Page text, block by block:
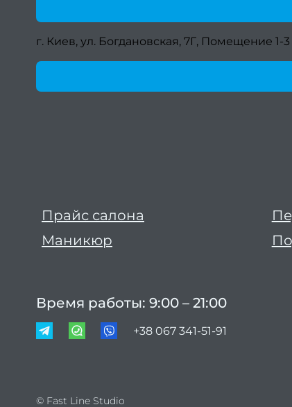
г. Киев, ул. Богдановская, 7Г, Помещение 1-3
Прайс салона
Маникюр
Время работы: 9:00 – 21:00
+38 067 341-51-91
© Fast Line Studio